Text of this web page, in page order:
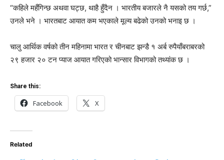
“कहिले महँगिन्छ अथवा घट्छ, थाहै हुँदैन । भारतीय बजारले नै यसको तय गर्छ,”
उनले भने । भारतबाट आयात कम भएकाले मूल्य बढेको उनको भनाइ छ ।
चालु आर्थिक वर्षको तीन महिनामा भारत र चीनबाट झन्डै १ अर्ब रुपैयाँबराबरको
२९ हजार २० टन प्याज आयात गरिएको भान्सार विभागको तथ्यांक छ ।
Share this:
Facebook X
Related